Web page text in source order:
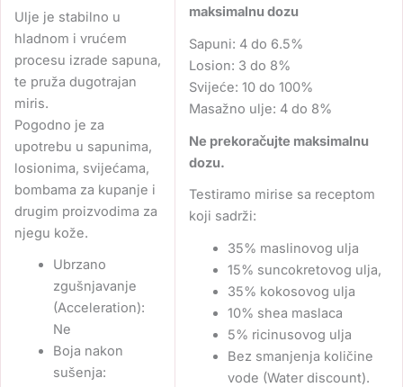
Ulje je stabilno u
hladnom i vrućem
procesu izrade sapuna,
te pruža dugotrajan
miris.
Pogodno je za
upotrebu u sapunima,
losionima, svijećama,
bombama za kupanje i
drugim proizvodima za
njegu kože.
Ubrzano
zgušnjavanje
(Acceleration):
Ne
Boja nakon
sušenja:
maksimalnu dozu
Sapuni: 4 do 6.5%
Losion: 3 do 8%
Svijeće: 10 do 100%
Masažno ulje: 4 do 8%
Ne prekoračujte maksimalnu
dozu.
Testiramo mirise sa receptom
koji sadrži:
35% maslinovog ulja
15% suncokretovog ulja,
35% kokosovog ulja
10% shea maslaca
5% ricinusovog ulja
Bez smanjenja količine
vode (Water discount).